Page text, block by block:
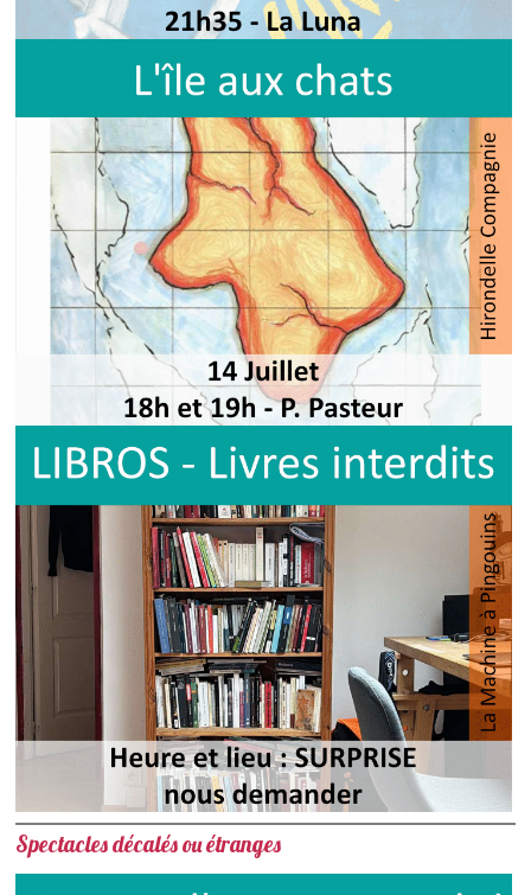
Spectacles décalés ou étranges